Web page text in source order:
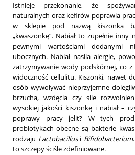
Istnieje przekonanie, że
naturalnych oraz kefirów poprawia
w sklepie pod nazwą kiszonka
„kwaszonkę”. Nabiał to zupełnie
pewnymi wartościami dodanymi
ubocznych. Nabiał nasila alergie,
zatrzymywanie wody podskórnej, co
widoczność cellulitu. Kiszonki, nawet
osób wywoływać nieprzyjemne
brzucha, wzdęcia czy sile
wysokiej jakości kiszonkę i nabiał –
poprawy pracy jelit? W tych
probiotykach obecne są bakterie
rodzaju Lactobacillusi Bifidobacterium
to szczepy ściśle zdefiniowane.